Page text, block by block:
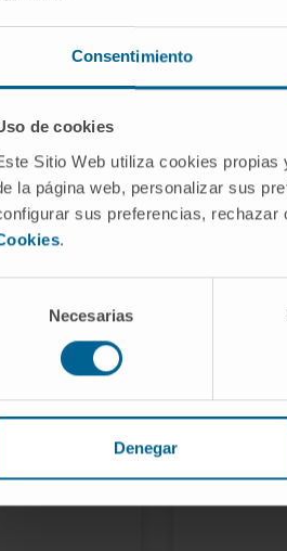
Consentimiento
de cookies
Sitio Web utiliza cookies
la página web, personalizar sus
sus preferencias,
.
Necesarias
Denegar
Acciones
impulsa
del cáncer
La
Planelles
500.000